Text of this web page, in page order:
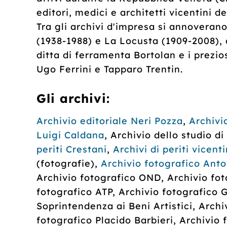
editori, medici e architetti vicentini
Tra gli archivi d'impresa si
(1938-1988) e La Locusta (1909-
ditta di ferramenta Bortolan e i
Ugo Ferrini e Tapparo Trentin.
Gli archivi:
Archivio editoriale Neri Pozza,
Luigi Caldana, Archivio dello studio
periti Crestani, Archivi di periti
(fotografie), Archivio fotografico
Archivio fotografico OND, Archivio
fotografico ATP, Archivio fotografico
Soprintendenza ai Beni Artistici,
fotografico Placido Barbieri, Archivio